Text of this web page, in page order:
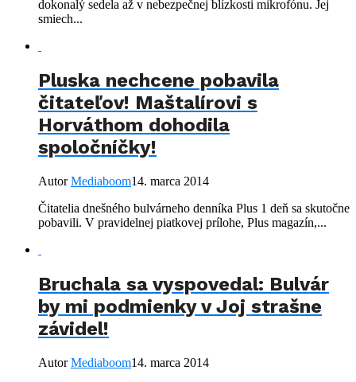
dokonalý sedela až v nebezpečnej blízkosti mikrofónu. Jej
smiech...
Pluska nechcene pobavila
čitateľov! Maštalírovi s
Horváthom dohodila
spoločníčky!
AutorMediaboom14. marca 2014
Čitatelia dnešného bulvárneho denníka Plus 1 deň sa skutočne
pobavili. V pravidelnej piatkovej prílohe, Plus magazín,...
Bruchala sa vyspovedal: Bulvár
by mi podmienky v Joj strašne
závidel!
AutorMediaboom14. marca 2014